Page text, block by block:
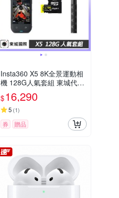
Insta360 X5 8K全景運動相
機 128G人氣套組 東城代理
公司貨
$16,290
5 (1)
券 贈品